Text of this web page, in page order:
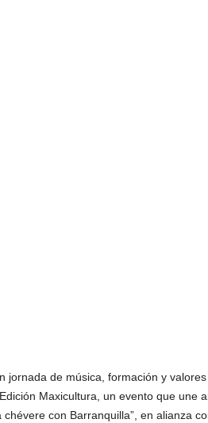
jornada de música, formación y
Maxicultura, un evento que une
con Barranquilla”, en alianza